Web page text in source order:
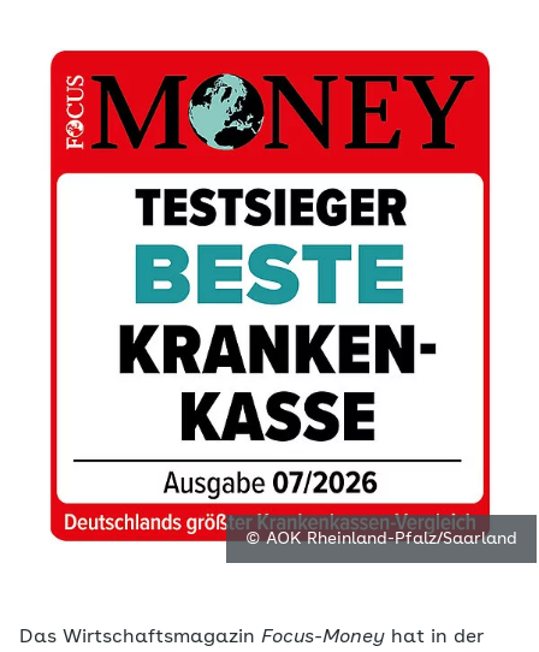
© AOK Rheinland-Pfalz/Saarland
Das Wirtschaftsmagazin Focus-Money hat in der